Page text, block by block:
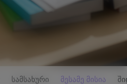
სამსახური მესამე მისია